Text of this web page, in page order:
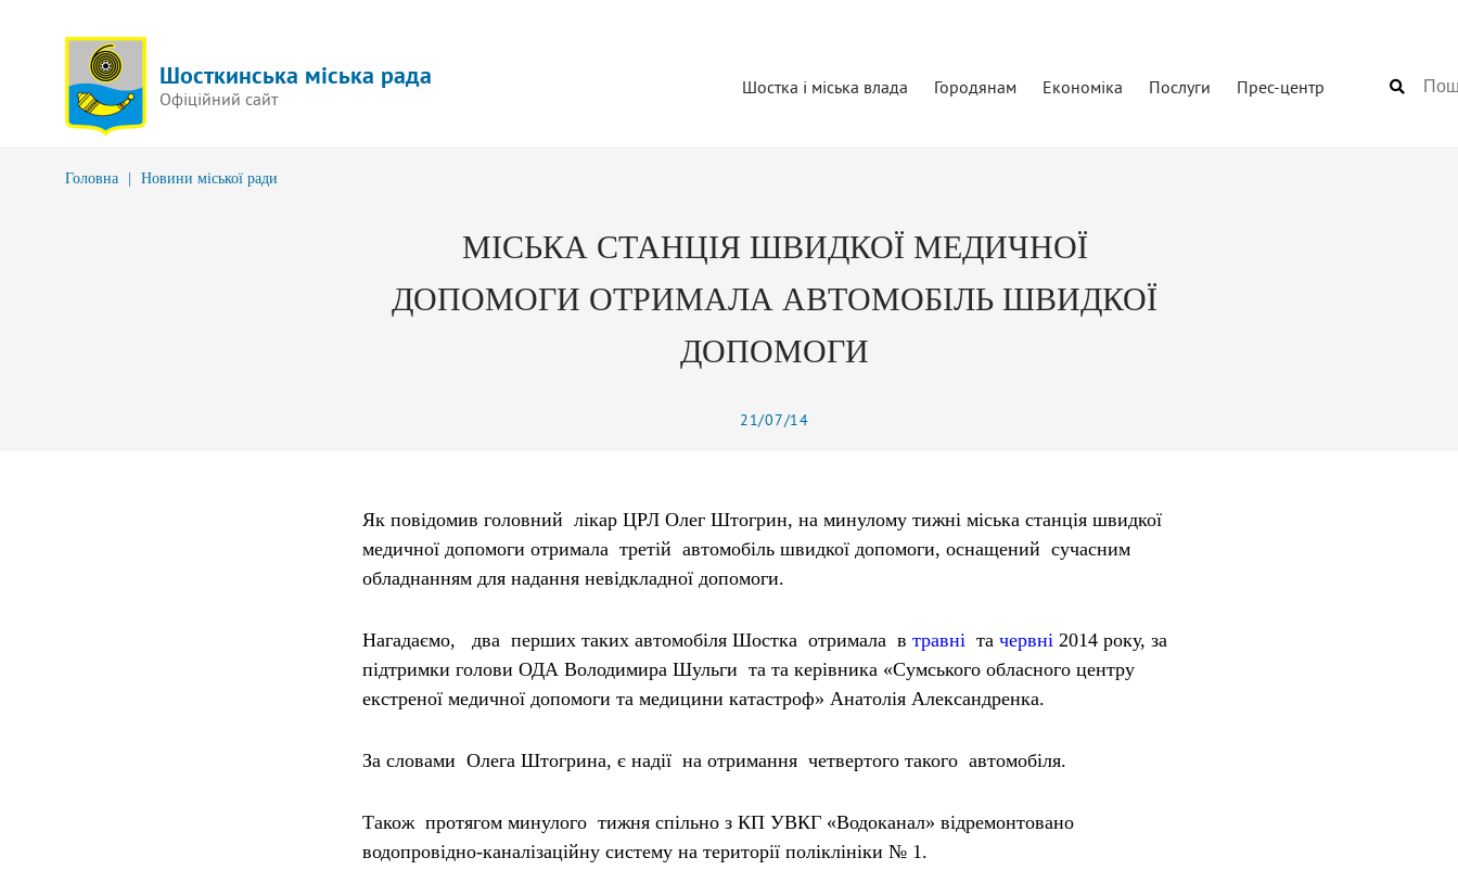
Шосткинська міська рада
Офіційний сайт
Шостка і міська влада Городянам Економіка Послуги Прес-центр
Головна Новини міської ради
МІСЬКА СТАНЦІЯ ШВИДКОЇ МЕДИЧНОЇ
ДОПОМОГИ ОТРИМАЛА АВТОМОБІЛЬ ШВИДКОЇ
ДОПОМОГИ
21/07/14
Як повідомив головний лікар ЦРЛ Олег Штогрин, на минулому тижні міська станція швидкої
медичної допомоги отримала третій автомобіль швидкої допомоги, оснащений сучасним
обладнанням для надання невідкладної допомоги.
Нагадаємо, два перших таких автомобіля Шостка отримала в травні та червні 2014 року, за
підтримки голови ОДА Володимира Шульги та та керівника «Сумського обласного центру
екстреної медичної допомоги та медицини катастроф» Анатолія Александренка.
За словами Олега Штогрина, є надії на отримання четвертого такого автомобіля.
Також протягом минулого тижня спільно з КП УВКГ «Водоканал» відремонтовано
водопровідно-каналізаційну систему на території поліклініки № 1.